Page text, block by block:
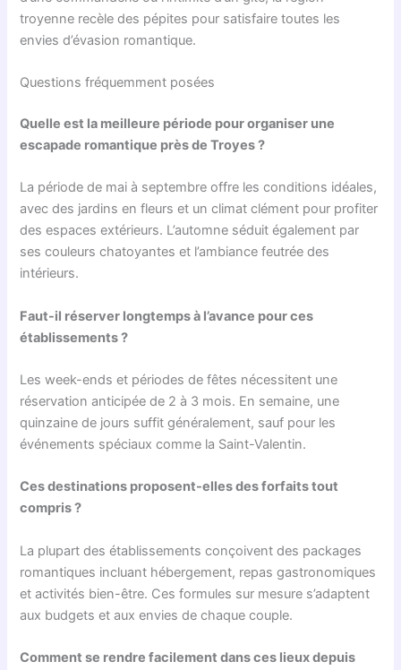
troyenne recèle des pépites pour satisfaire toutes les
envies d’évasion romantique.
Questions fréquemment posées
Quelle est la meilleure période pour organiser une
escapade romantique près de Troyes ?
La période de mai à septembre offre les conditions idéales,
avec des jardins en fleurs et un climat clément pour profiter
des espaces extérieurs. L’automne séduit également par
ses couleurs chatoyantes et l’ambiance feutrée des
intérieurs.
Faut-il réserver longtemps à l’avance pour ces
établissements ?
Les week-ends et périodes de fêtes nécessitent une
réservation anticipée de 2 à 3 mois. En semaine, une
quinzaine de jours suffit généralement, sauf pour les
événements spéciaux comme la Saint-Valentin.
Ces destinations proposent-elles des forfaits tout
compris ?
La plupart des établissements conçoivent des packages
romantiques incluant hébergement, repas gastronomiques
et activités bien-être. Ces formules sur mesure s’adaptent
aux budgets et aux envies de chaque couple.
Comment se rendre facilement dans ces lieux depuis